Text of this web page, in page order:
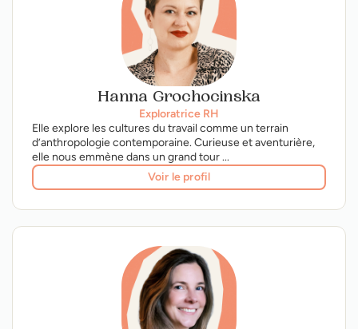
Hanna Grochocinska
Exploratrice RH
Elle explore les cultures du travail comme un terrain
d’anthropologie contemporaine. Curieuse et aventurière,
elle nous emmène dans un grand tour ...
Voir le profil